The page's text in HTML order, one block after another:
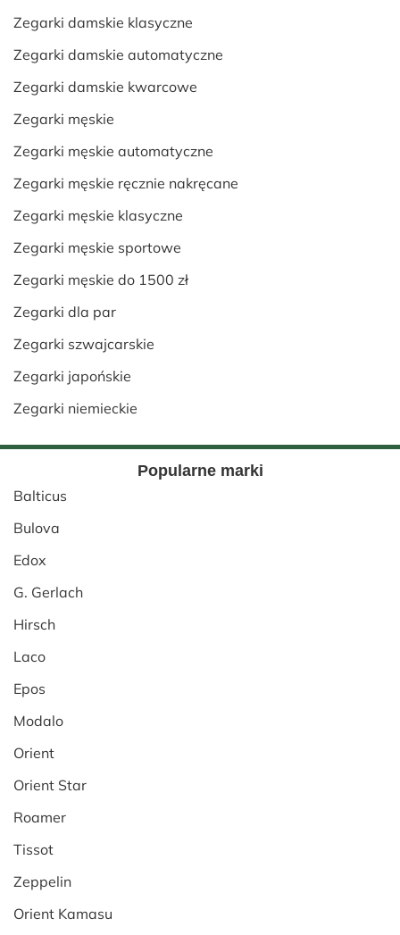
Zegarki damskie klasyczne
Zegarki damskie automatyczne
Zegarki damskie kwarcowe
Zegarki męskie
Zegarki męskie automatyczne
Zegarki męskie ręcznie nakręcane
Zegarki męskie klasyczne
Zegarki męskie sportowe
Zegarki męskie do 1500 zł
Zegarki dla par
Zegarki szwajcarskie
Zegarki japońskie
Zegarki niemieckie
Popularne marki
Balticus
Bulova
Edox
G. Gerlach
Hirsch
Laco
Epos
Modalo
Orient
Orient Star
Roamer
Tissot
Zeppelin
Orient Kamasu